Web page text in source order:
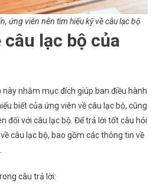
ứng viên nên tìm hiểu kỹ về câu lạc bộ
lạc bộ của
nhằm mục đích giúp ban điều hành
biết của ứng viên về câu lạc bộ, cũng
đối với câu lạc bộ. Để trả lời tốt câu hỏi
câu lạc bộ, bao gồm các thông tin về
câu trả lời: